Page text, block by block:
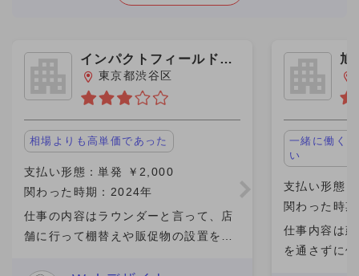
インパクトフィールド株
式会社
東京都渋谷区
相場よりも高単価であった
支払い形態：単発 ￥2,000
関わった時期：2024年
仕事の内容はラウンダーと言って、店
舗に行って棚替えや販促物の設置をす
旭
一緒に働く
い
支払い形態
関わった時
仕事内容は
を通さずに